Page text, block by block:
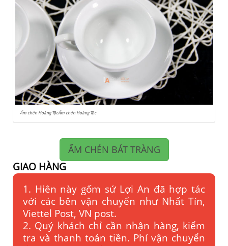
Ấm chén Hoàng TộcẤm chén Hoàng Tộc
ẤM CHÉN BÁT TRÀNG
GIAO HÀNG
1. Hiên này gốm sứ Lợi An đã hợp tác
với các bên vận chuyển như Nhất Tín,
Viettel Post, VN post.
2. Quý khách chỉ cần nhận hàng, kiểm
tra và thanh toán tiền. Phí vận chuyển